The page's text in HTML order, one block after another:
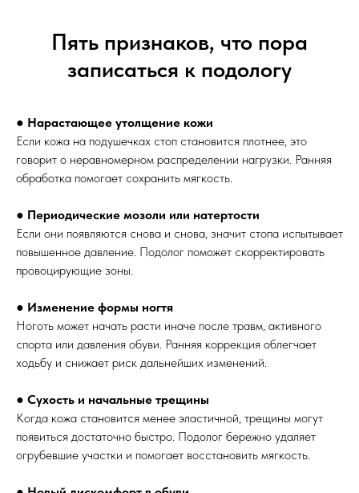
Пять признаков, что пора
записаться к подологу
● Нарастающее утолщение кожи
Если кожа на подушечках стоп становится плотнее, это
говорит о неравномерном распределении нагрузки. Ранняя
обработка помогает сохранить мягкость.
● Периодические мозоли или натертости
Если они появляются снова и снова, значит стопа испытывает
повышенное давление. Подолог поможет скорректировать
провоцирующие зоны.
● Изменение формы ногтя
Ноготь может начать расти иначе после травм, активного
спорта или давления обуви. Ранняя коррекция облегчает
ходьбу и снижает риск дальнейших изменений.
● Сухость и начальные трещины
Когда кожа становится менее эластичной, трещины могут
появиться достаточно быстро. Подолог бережно удаляет
огрубевшие участки и помогает восстановить мягкость.